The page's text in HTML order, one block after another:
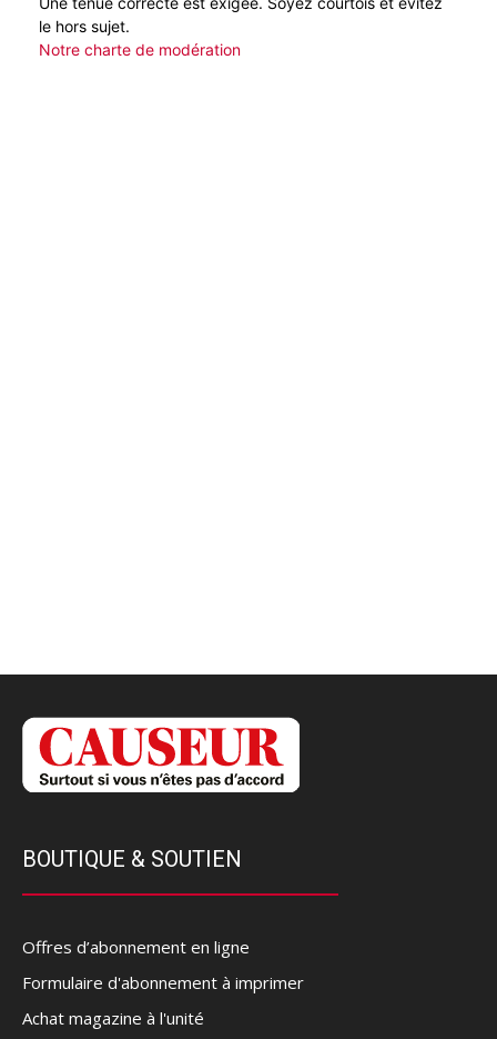
le hors sujet.
Notre charte de modération
BOUTIQUE & SOUTIEN
Offres d’abonnement en ligne
Formulaire d'abonnement à imprimer
Achat magazine à l'unité